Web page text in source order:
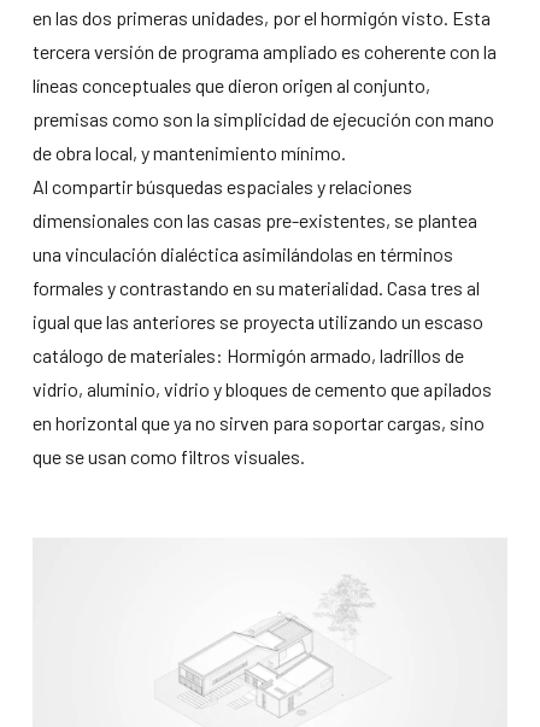
en las dos primeras unidades, por el hormigón visto. Esta
tercera versión de programa ampliado es coherente con la
líneas conceptuales que dieron origen al conjunto,
premisas como son la simplicidad de ejecución con mano
de obra local, y mantenimiento mínimo.
Al compartir búsquedas espaciales y relaciones
dimensionales con las casas pre-existentes, se plantea
una vinculación dialéctica asimilándolas en términos
formales y contrastando en su materialidad. Casa tres al
igual que las anteriores se proyecta utilizando un escaso
catálogo de materiales: Hormigón armado, ladrillos de
vidrio, aluminio, vidrio y bloques de cemento que apilados
en horizontal que ya no sirven para soportar cargas, sino
que se usan como filtros visuales.